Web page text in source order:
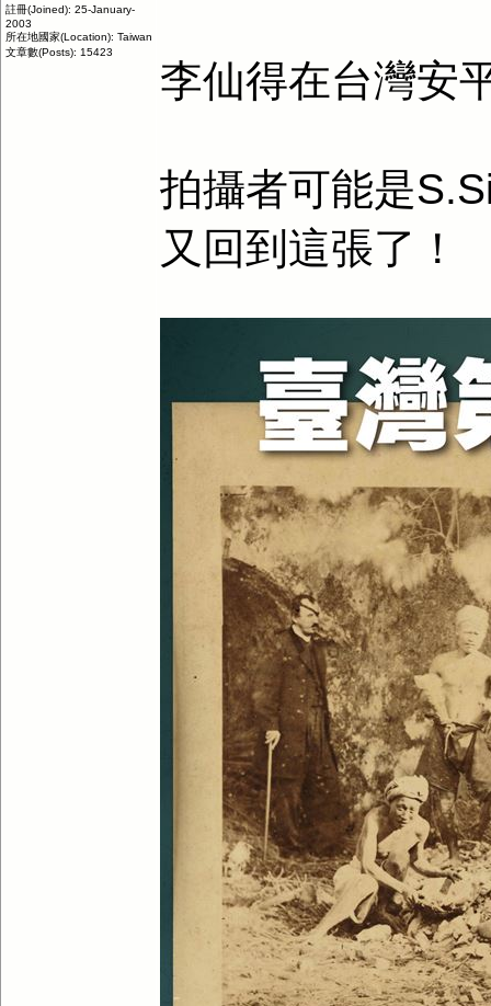
註冊(Joined): 25-January-
2003
所在地國家(Location): Taiwan
文章數(Posts): 15423
李仙得在台灣安
拍攝者可能是
又回到這張了！